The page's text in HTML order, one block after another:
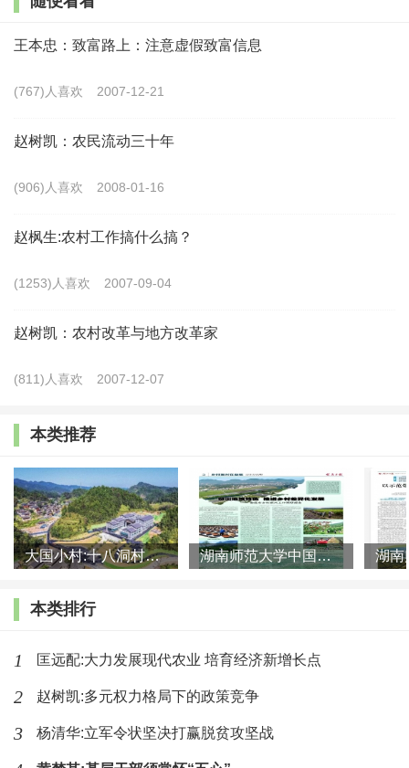
要素优化配置”。从县域层面特别是县域城镇化角度推进
城乡融合发展，在政策层面得到多次强调，成为解决“三
城镇化是人口向县域集聚的过程，学界通常将其界定为
包含县、区、县级市、旗在内的县级行政区的城镇化。
整体性发展，不仅是空间上的融合，还包括文化认知、
合发展的战略平台，推动县域城镇化建设，就是推动城
化的关注不应仅仅局限在狭小的城—乡视阈，还应着眼
于全国范围来洞察其发展特质。总体来看，尽管县域城
镇化有着共同的发展逻辑，即农民的内生驱动力和政府
的政策推动力共同作用，但在幅员辽阔的中国，县域城
镇化和城乡融合发展程度因不同区位特质和经济发展水
平呈现出差异，特别是东西部地区差异最为明显。目
前，中国的县域城镇化整体呈现“内生型”和“外生型”两种
特质，前者以东部发达地区为代表，后者主要集中在中
西部欠发达地区。东部地区由于历来形成的区位优势，
王本忠：致富路上：注意虚假致富信息
(767)人喜欢 2007-12-21
赵树凯：农民流动三十年
(906)人喜欢 2008-01-16
赵枫生:农村工作搞什么搞？
(1253)人喜欢 2007-09-04
赵树凯：农村改革与地方改革家
(811)人喜欢 2007-12-07
本类推荐
大国小村:十八洞村的现代变迁是一道美丽的风景线 湖南师范大学中国乡村振兴研究院课题组:突出地域特色 推进乡村
本类排行
1 匡远配:大力发展现代农业 培育经济新增长点
2 赵树凯:多元权力格局下的政策竞争
3 杨清华:立军令状坚决打赢脱贫攻坚战